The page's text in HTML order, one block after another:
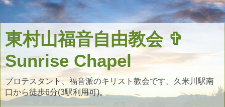
東村山福音自由教会 ✞
Sunrise Chapel
プロテスタント、福音派のキリスト教会です。久米川駅南
口から徒歩6分(3駅利用可)。